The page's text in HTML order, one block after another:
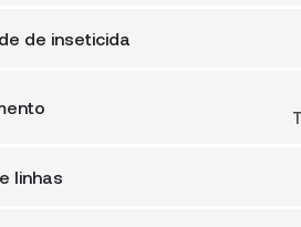
de inseticida
linhas